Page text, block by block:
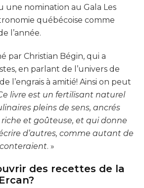
une nomination au Gala Les
québécoise comme
l’année.
par Christian Bégin, qui a
en parlant de l’univers de
l’engrais à amitié! Ainsi on peut
livre est un fertilisant naturel
pleins de sens, ancrés
et goûteuse, et qui donne
d’autres, comme autant de
. »
des recettes de la